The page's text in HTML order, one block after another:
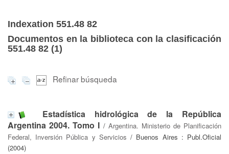
Indexation 551.48 82
Documentos en la biblioteca con la clasificación
551.48 82 (1)
Refinar búsqueda
Estadística hidrológica de la República
Argentina 2004. Tomo I / Argentina. Ministerio de Planificación
Federal, Inversión Pública y Servicios / Buenos Aires : Publ.Oficial
(2004)